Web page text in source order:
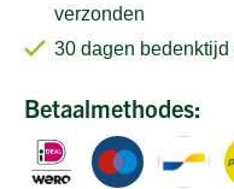
verzonden
30 dagen
Betaalmethodes: